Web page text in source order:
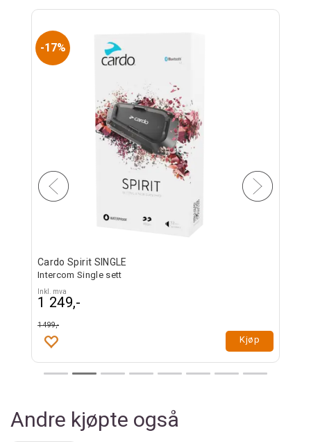
17%
Cardo Spirit SINGLE
Intercom Single sett
Inkl. mva
1 249,-
1 499,-
Kjøp
Andre kjøpte også